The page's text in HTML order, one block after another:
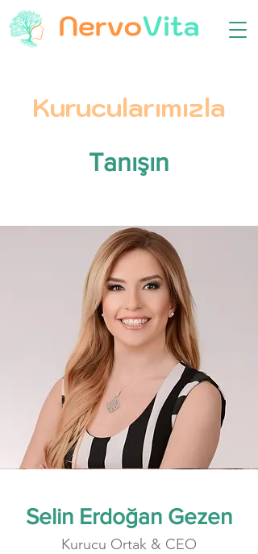
Kurucularımızla
Tanışın
Selin Erdoğan Gezen
Kurucu Ortak & CEO